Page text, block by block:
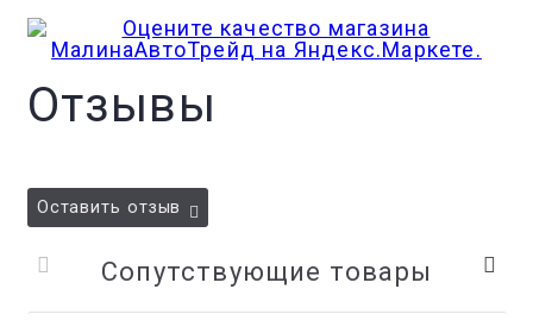
Отзывы
Оставить отзыв
Сопутствующие товары